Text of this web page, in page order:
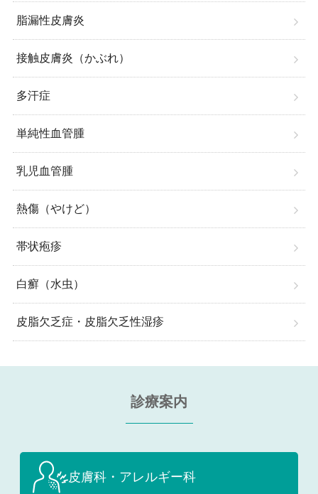
脂漏性皮膚炎
接触皮膚炎（かぶれ）
多汗症
単純性血管腫
乳児血管腫
熱傷（やけど）
帯状疱疹
白癬（水虫）
皮脂欠乏症・皮脂欠乏性湿疹
診療案内
皮膚科・アレルギー科